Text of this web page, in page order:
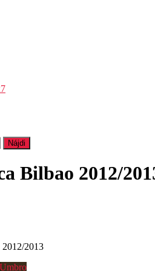
Bilbao 2012/
2013
Umbro